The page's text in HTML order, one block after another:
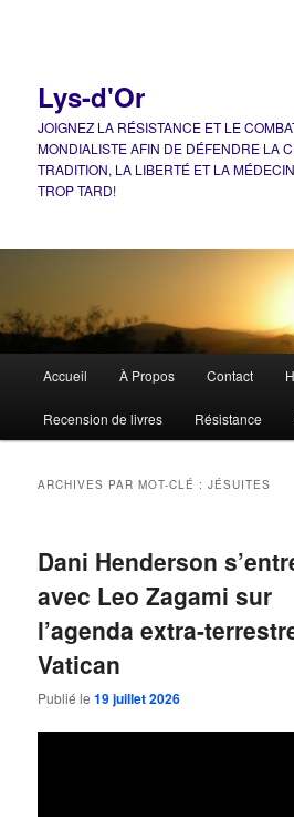
Lys-d'Or
JOIGNEZ LA RÉSISTANCE ET LE
MONDIALISTE AFIN DE DÉFENDRE LA
TRADITION, LA LIBERTÉ ET LA
TROP TARD!
principal
Accueil À Propos Contact
Recension de livres Résistance
ARCHIVES PAR MOT-CLÉ :JÉSUITES
Dani Henderson
avec Leo Zagami sur
l’agenda extra-
Vatican
Publié le19 juillet 2026